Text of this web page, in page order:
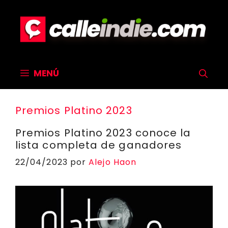
contenido
MENÚ
Premios Platino 2023
Premios Platino 2023 conoce la
lista completa de ganadores
22/04/2023 porAlejo Haon